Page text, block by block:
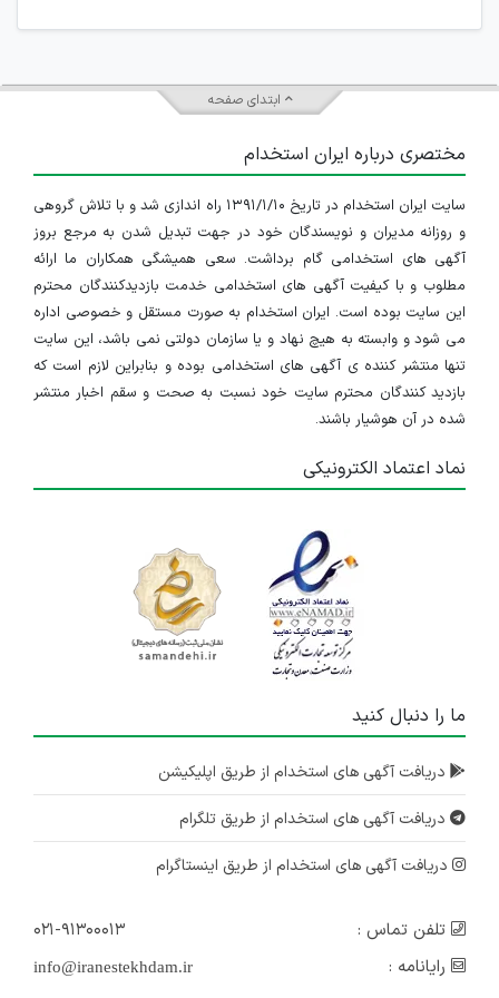
ابتدای صفحه
مختصری درباره ایران استخدام
سایت ایران استخدام در تاریخ ۱۳۹۱/۱/۱۰ راه اندازی شد و با تلاش گروهی
و روزانه مدیران و نویسندگان خود در جهت تبدیل شدن به مرجع بروز
آگهی های استخدامی گام برداشت. سعی همیشگی همکاران ما ارائه
مطلوب و با کیفیت آگهی های استخدامی خدمت بازدیدکنندگان محترم
این سایت بوده است. ایران استخدام به صورت مستقل و خصوصی اداره
می شود و وابسته به هیچ نهاد و یا سازمان دولتی نمی باشد، این سایت
تنها منتشر کننده ی آگهی های استخدامی بوده و بنابراین لازم است که
بازدید کنندگان محترم سایت خود نسبت به صحت و سقم اخبار منتشر
شده در آن هوشیار باشند.
نماد اعتماد الکترونیکی
ما را دنبال کنید
دریافت آگهی های استخدام از طریق اپلیکیشن
دریافت آگهی های استخدام از طریق تلگرام
دریافت آگهی های استخدام از طریق اینستاگرام
تلفن تماس :
۰۲۱-۹۱۳۰۰۰۱۳
رایانامه :
info@iranestekhdam.ir